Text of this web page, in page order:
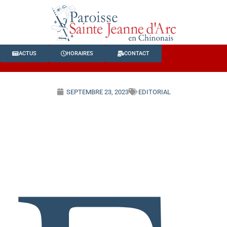
ACTUS HORAIRES CONTACT
SEPTEMBRE 23, 2023 EDITORIAL